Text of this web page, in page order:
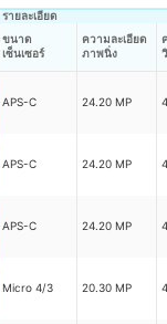
รายละเอียด
ขนาด
เซ็นเซอร์
ความละเอียด
ภาพนิ่ง
APS-C 24.20 MP
APS-C 24.20 MP
APS-C 24.20 MP
Micro 4/3 20.30 MP